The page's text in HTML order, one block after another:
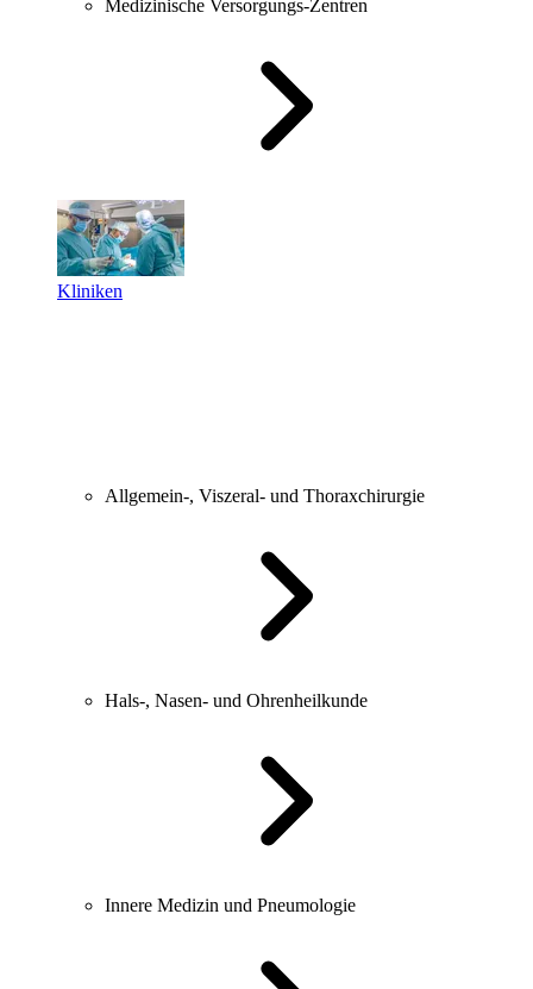
Medizinische Versorgungs-Zentren
Kliniken
Allgemein-, Viszeral- und Thoraxchirurgie
Hals-, Nasen- und Ohrenheilkunde
Innere Medizin und Pneumologie